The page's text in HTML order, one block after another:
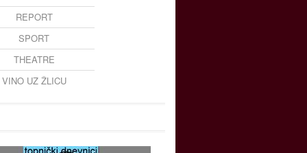
REPORT
SPORT
THEATRE
VINO UZ ŽLICU